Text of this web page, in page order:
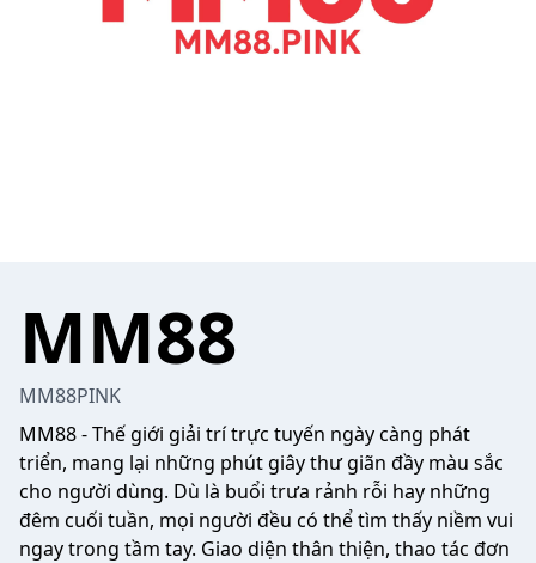
MM88
MM88PINK
MM88- Thế giới giải trí trực tuyến ngày càng phát
triển, mang lại những phút giây thư giãn đầy màu sắc
cho người dùng. Dù là buổi trưa rảnh rỗi hay những
đêm cuối tuần, mọi người đều có thể tìm thấy niềm vui
ngay trong tầm tay. Giao diện thân thiện, thao tác đơn